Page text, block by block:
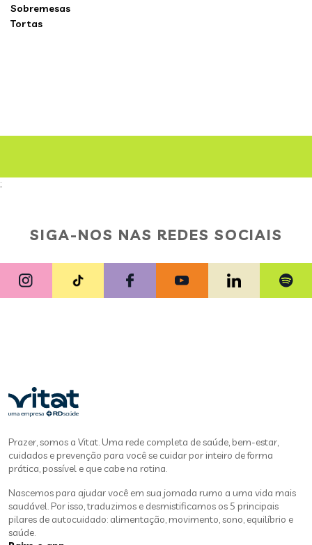
Sobremesas
Tortas
;
SIGA-NOS NAS REDES SOCIAIS
Prazer, somos a Vitat. Uma rede completa de saúde, bem-estar,
cuidados e prevenção para você se cuidar por inteiro de forma
prática, possível e que cabe na rotina.
Nascemos para ajudar você em sua jornada rumo a uma vida mais
saudável. Por isso, traduzimos e desmistificamos os 5 principais
pilares de autocuidado: alimentação, movimento, sono, equilíbrio e
saúde.